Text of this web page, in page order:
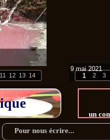
11 12 13 14
9 mai 2021
1 2 3
Pour nous écrire...